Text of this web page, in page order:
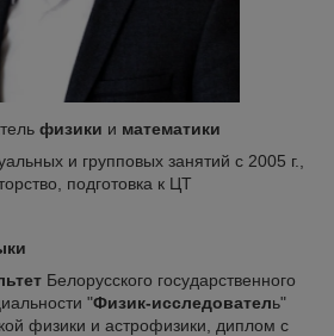
физики и математики
и групповых занятий с 2005 г.,
подготовка к ЦТ
Белорусского государственного
"Физик-исследователь"
физики и астрофизики, диплом с